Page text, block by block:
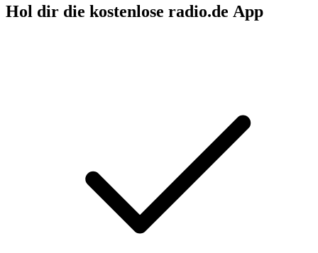
Hol dir die kostenlose radio.de App